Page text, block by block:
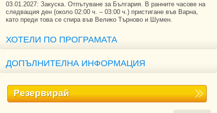
03.01.2027: Закуска. Отпътуване за България. В ранните часове на
следващия ден (около 02:00 ч. – 03:00 ч.) пристигане във Варна,
като преди това се спира във Велико Търново и Шумен.
ХОТЕЛИ ПО ПРОГРАМАТА
ДОПЪЛНИТЕЛНА ИНФОРМАЦИЯ
Резервирай